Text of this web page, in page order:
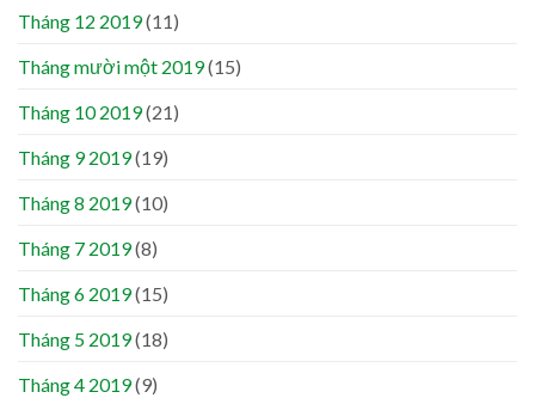
Tháng 12 2019(11)
Tháng mười một 2019(15)
Tháng 10 2019(21)
Tháng 9 2019(19)
Tháng 8 2019(10)
Tháng 7 2019(8)
Tháng 6 2019(15)
Tháng 5 2019(18)
Tháng 4 2019(9)